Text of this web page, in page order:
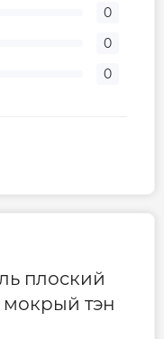
0
0
0
плоский
мокрый тэн